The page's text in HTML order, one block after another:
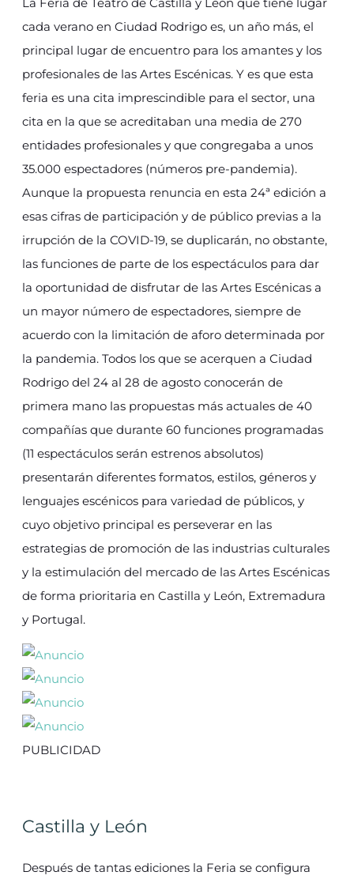
La Feria de Teatro de Castilla y León que tiene lugar
cada verano en Ciudad Rodrigo es, un año más, el
principal lugar de encuentro para los amantes y los
profesionales de las Artes Escénicas. Y es que esta
feria es una cita imprescindible para el sector, una
cita en la que se acreditaban una media de 270
entidades profesionales y que congregaba a unos
35.000 espectadores (números pre-pandemia).
Aunque la propuesta renuncia en esta 24ª edición a
esas cifras de participación y de público previas a la
irrupción de la COVID-19, se duplicarán, no obstante,
las funciones de parte de los espectáculos para dar
la oportunidad de disfrutar de las Artes Escénicas a
un mayor número de espectadores, siempre de
acuerdo con la limitación de aforo determinada por
la pandemia. Todos los que se acerquen a Ciudad
Rodrigo del 24 al 28 de agosto conocerán de
primera mano las propuestas más actuales de 40
compañías que durante 60 funciones programadas
(11 espectáculos serán estrenos absolutos)
presentarán diferentes formatos, estilos, géneros y
lenguajes escénicos para variedad de públicos, y
cuyo objetivo principal es perseverar en las
estrategias de promoción de las industrias culturales
y la estimulación del mercado de las Artes Escénicas
de forma prioritaria en Castilla y León, Extremadura
y Portugal.
PUBLICIDAD
Castilla y León
Después de tantas ediciones la Feria se configura